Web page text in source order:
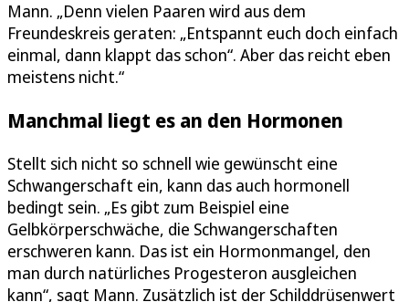
Mann. „Denn vielen Paaren wird aus dem
Freundeskreis geraten: „Entspannt euch doch einfach
einmal, dann klappt das schon“. Aber das reicht eben
meistens nicht.“
Manchmal liegt es an den Hormonen
Stellt sich nicht so schnell wie gewünscht eine
Schwangerschaft ein, kann das auch hormonell
bedingt sein. „Es gibt zum Beispiel eine
Gelbkörperschwäche, die Schwangerschaften
erschweren kann. Das ist ein Hormonmangel, den
man durch natürliches Progesteron ausgleichen
kann“, sagt Mann. Zusätzlich ist der Schilddrüsenwert